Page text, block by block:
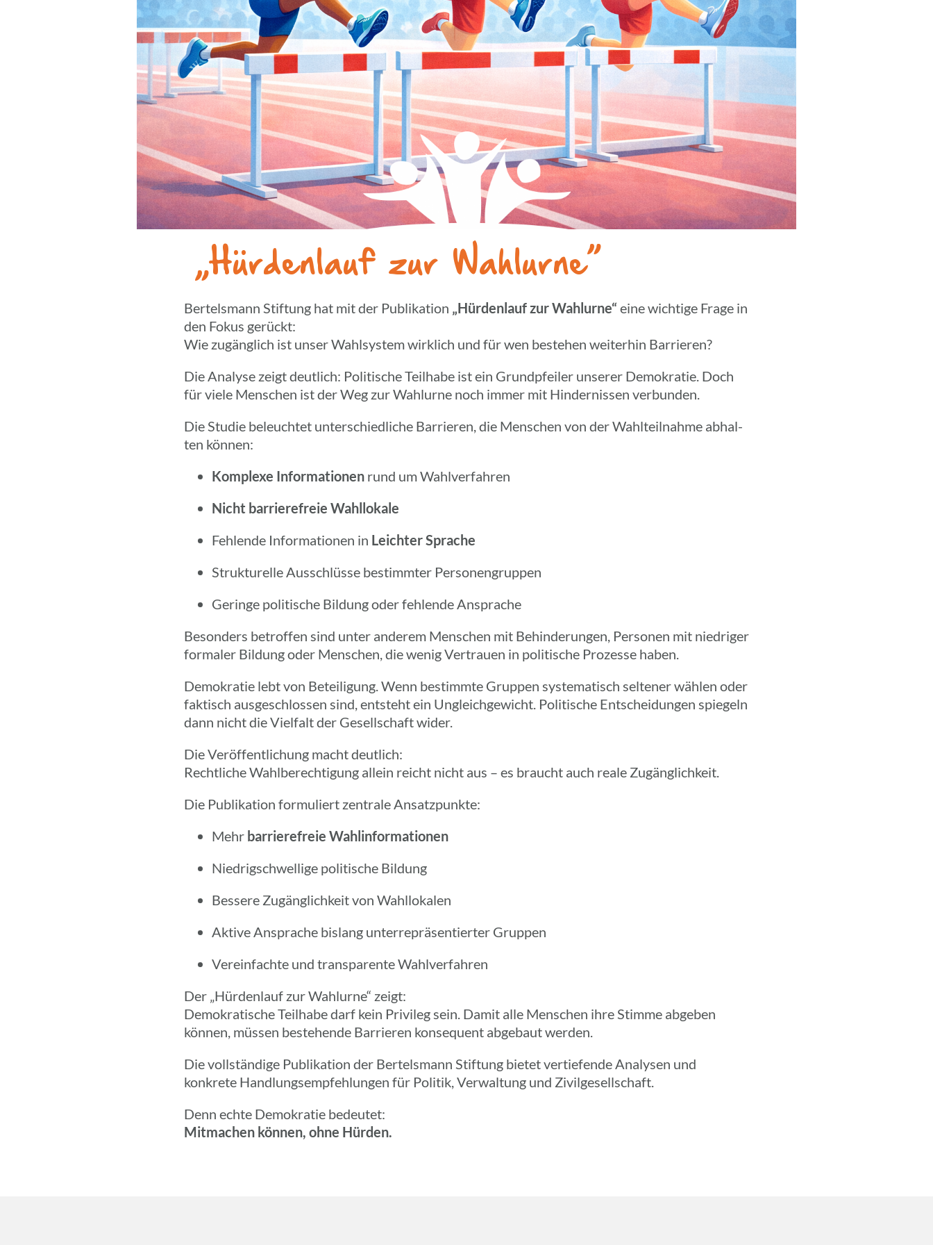
„Hürden­lauf zur Wahlurne”
Bertels­mann Stif­tunghat mit der Publi­ka­tion „Hürden­lauf zur Wahl­urne“ eine wich­tige Frage in
den Fokus gerückt:
Wie zugäng­lich ist unser Wahl­sys­tem wirk­lich und für wen bestehen weiter­hin Barrieren?
Die Analyse zeigt deut­lich: Poli­ti­sche Teil­habe ist ein Grund­pfei­ler unserer Demo­kra­tie. Doch
für viele Menschen ist der Weg zur Wahl­urne noch immer mit Hinder­nis­sen verbunden.
Die Studie beleuch­tet unter­schied­li­che Barrie­ren, die Menschen von der Wahl­teil­nahme abhal­
ten können:
Komplexe Infor­ma­tio­nenrund um Wahlverfahren
Nicht barrie­re­freie Wahllokale
Fehlende Infor­ma­tio­nen in Leich­ter Sprache
Struk­tu­relle Ausschlüsse bestimm­ter Personengruppen
Geringe poli­ti­sche Bildung oder fehlende Ansprache
Beson­ders betrof­fen sind unter anderem Menschen mit Behin­de­run­gen, Perso­nen mit nied­ri­ger
forma­ler Bildung oder Menschen, die wenig Vertrauen in poli­ti­sche Prozesse haben.
Demo­kra­tie lebt von Betei­li­gung. Wenn bestimmte Gruppen syste­ma­tisch selte­ner wählen oder
faktisch ausge­schlos­sen sind, entsteht ein Ungleich­ge­wicht. Poli­ti­sche Entschei­dun­gen spie­geln
dann nicht die Viel­falt der Gesell­schaft wider.
Die Veröf­fent­li­chung macht deut­lich:
Recht­li­che Wahl­be­rech­ti­gung allein reicht nicht aus – es braucht auch reale Zugänglichkeit.
Die Publi­ka­tion formu­liert zentrale Ansatzpunkte:
Mehr barrie­re­freie Wahlinformationen
Nied­rig­schwel­lige poli­ti­sche Bildung
Bessere Zugäng­lich­keit von Wahllokalen
Aktive Anspra­che bislang unter­re­prä­sen­tier­ter Gruppen
Verein­fachte und trans­pa­rente Wahlverfahren
Der „Hürden­lauf zur Wahl­urne“ zeigt:
Demo­kra­ti­sche Teil­habe darf kein Privi­leg sein. Damit alle Menschen ihre Stimme abgeben
können, müssen bestehende Barrie­ren konse­quent abge­baut werden.
Die voll­stän­dige Publi­ka­tion der Bertels­mann Stif­tungbietet vertie­fende Analy­sen und
konkrete Hand­lungs­emp­feh­lun­gen für Politik, Verwal­tung und Zivilgesellschaft.
Denn echte Demo­kra­tie bedeu­tet:
Mitma­chen können, ohne Hürden.